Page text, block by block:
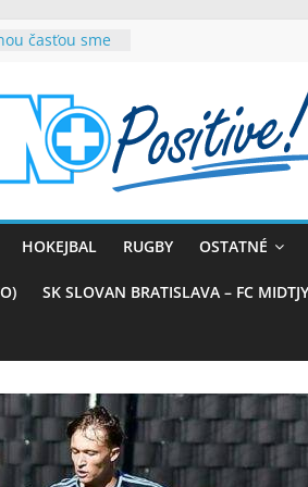
časťou sme
tímového
prvenstvo
nad
HOKEJBAL RUGBY OSTATNÉ
SK SLOVAN BRATISLAVA – FC